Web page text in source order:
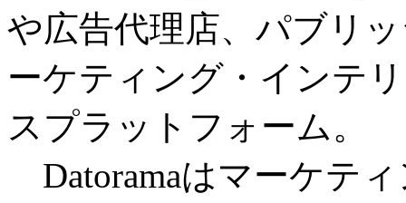
や広告代理店、パブリ
ーケティング・インテ
スプラットフォーム。
Datoramaはマーケテ